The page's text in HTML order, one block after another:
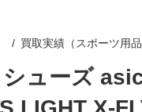
買取実績（スポーツ用品
ューズ